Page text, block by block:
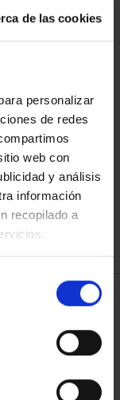
de las cookies
personalizar
de redes
web con
y análisis
información
recopilado a